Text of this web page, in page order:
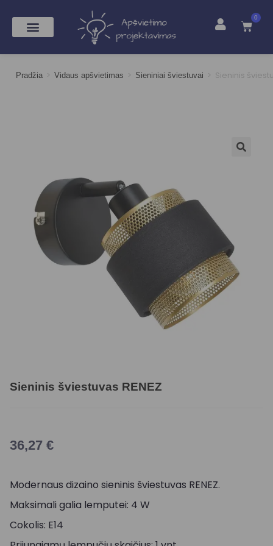
0
Pradžia > Vidaus apšvietimas > Sieniniai šviestuvai > Sieninis
Sieninis šviestuvas RENEZ
36,27 €
Modernaus dizaino sieninis šviestuvas RENEZ.
Maksimali galia lemputei: 4 W
Cokolis: E14